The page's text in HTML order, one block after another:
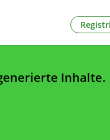
Inhalte.